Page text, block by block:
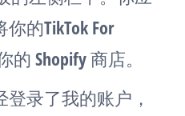
的TikTok For
的 Shopify 商店。
录了我的账户，